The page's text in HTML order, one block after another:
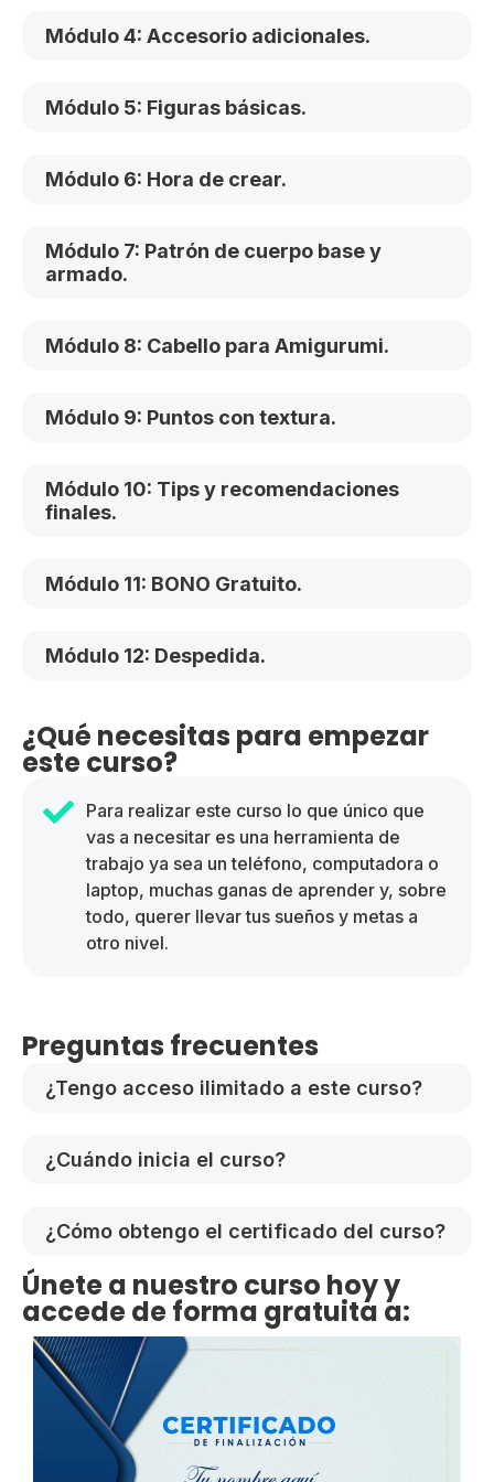
Módulo 4: Accesorio adicionales.
Módulo 5: Figuras básicas.
Módulo 6: Hora de crear.
Módulo 7: Patrón de cuerpo base y
armado.
Módulo 8: Cabello para Amigurumi.
Módulo 9: Puntos con textura.
Módulo 10: Tips y recomendaciones
finales.
Módulo 11: BONO Gratuito.
Módulo 12: Despedida.
¿Qué necesitas para empezar
este curso?
Para realizar este curso lo que único que
vas a necesitar es una herramienta de
trabajo ya sea un teléfono, computadora o
laptop, muchas ganas de aprender y, sobre
todo, querer llevar tus sueños y metas a
otro nivel.
Preguntas frecuentes
¿Tengo acceso ilimitado a este curso?
¿Cuándo inicia el curso?
¿Cómo obtengo el certificado del curso?
Únete a nuestro curso hoy y
accede de forma gratuita a: